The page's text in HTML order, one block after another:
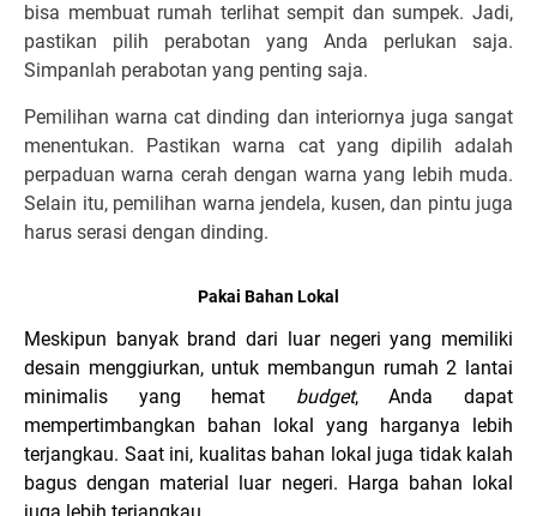
bisa membuat rumah terlihat sempit dan sumpek. Jadi,
pastikan pilih perabotan yang Anda perlukan saja.
Simpanlah perabotan yang penting saja.
Pemilihan warna cat dinding dan interiornya juga sangat
menentukan. Pastikan warna cat yang dipilih adalah
perpaduan warna cerah dengan warna yang lebih muda.
Selain itu, pemilihan warna jendela, kusen, dan pintu juga
harus serasi dengan dinding.
Pakai Bahan Lokal
Meskipun banyak brand dari luar negeri yang memiliki
desain menggiurkan, untuk membangun rumah 2 lantai
minimalis yang hemat budget, Anda dapat
mempertimbangkan bahan lokal yang harganya lebih
terjangkau. Saat ini, kualitas bahan lokal juga tidak kalah
bagus dengan material luar negeri. Harga bahan lokal